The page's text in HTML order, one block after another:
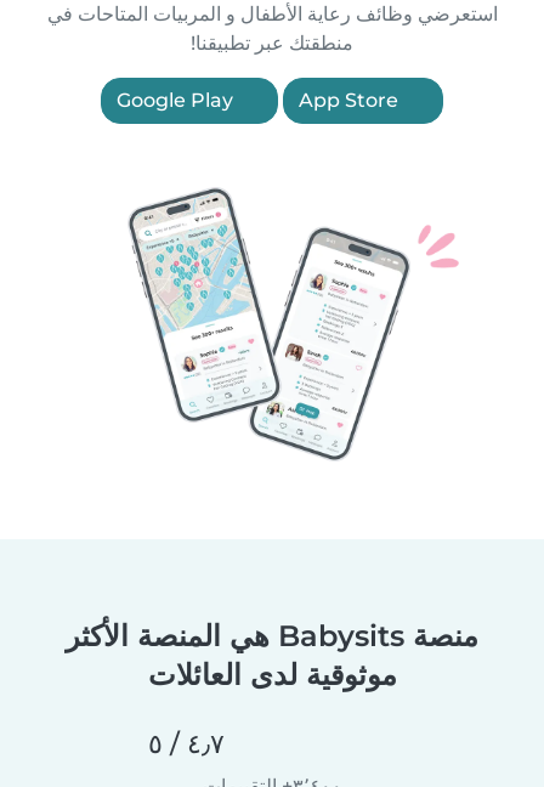
استعرضي وظائف رعاية الأطفال و المربيات المتاحات في
منطقتك عبر تطبيقنا!
منصة Babysits هي المنصة الأكثر
موثوقية لدى العائلات
٤٫٧ / ٥